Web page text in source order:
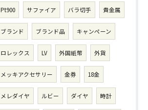
Pt900 サファイア バラ切手 貴金属
ブランド ブランド品 キャンペーン
ロレックス LV 外国紙幣 外貨
メッキアクセサリー 金券 18金
メレダイヤ ルビー ダイヤ 時計